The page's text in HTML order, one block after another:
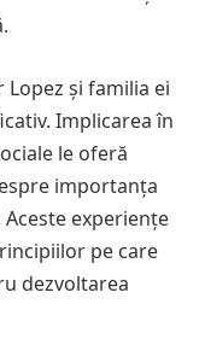
și familia ei
Implicarea în
le oferă
importanța
experiențe
pe care
dezvoltarea